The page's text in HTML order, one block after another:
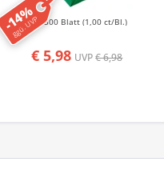
-14%
ggü. UVP
€ 5,98 UVP€ 6,98
500 Blatt (1,00 ct/Bl.)